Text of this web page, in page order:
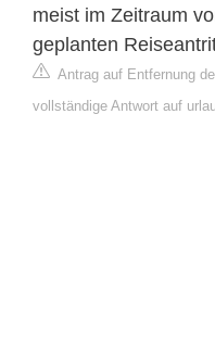
meist im Zeitraum
geplanten
Antrag auf Entfernung
vollständige Antwort auf